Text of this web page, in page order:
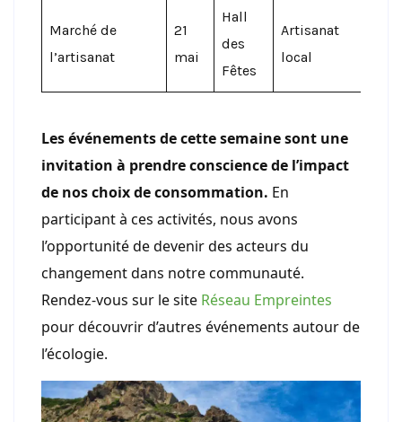
Marché de
l’artisanat
21
mai
Hall
des
Fêtes
Artisanat
local
Les événements de cette semaine sont une
invitation à prendre conscience de l’impact
de nos choix de consommation. En
participant à ces activités, nous avons
l’opportunité de devenir des acteurs du
changement dans notre communauté.
Rendez-vous sur le site Réseau Empreintes
pour découvrir d’autres événements autour de
l’écologie.